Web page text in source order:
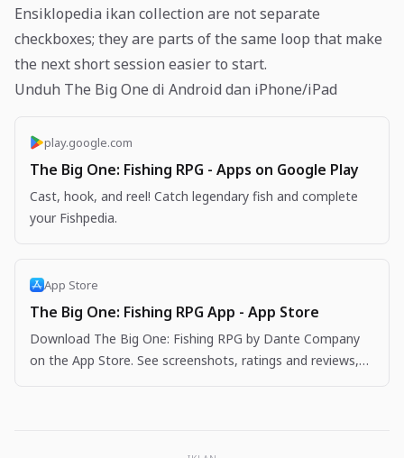
Ensiklopedia ikan collection are not separate
checkboxes; they are parts of the same loop that make
the next short session easier to start.
Unduh The Big One di Android dan iPhone/iPad
play.google.com
The Big One: Fishing RPG - Apps on Google Play
Cast, hook, and reel! Catch legendary fish and complete
your Fishpedia.
App Store
The Big One: Fishing RPG App - App Store
Download The Big One: Fishing RPG by Dante Company
on the App Store. See screenshots, ratings and reviews,